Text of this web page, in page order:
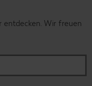
entdecken. Wir freuen